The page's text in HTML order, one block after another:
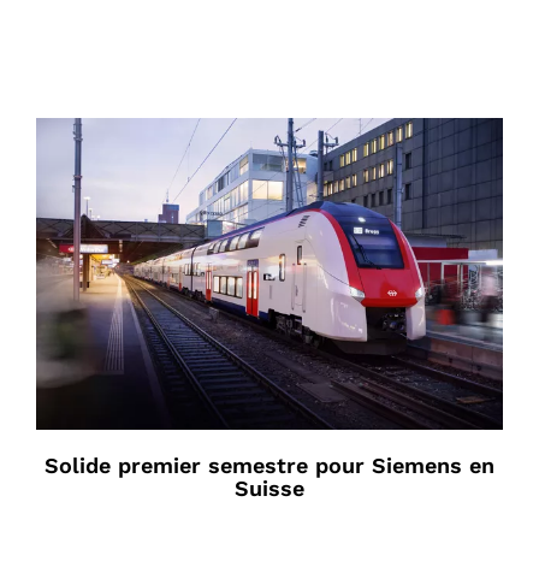
Solide premier semestre pour Siemens en
Suisse